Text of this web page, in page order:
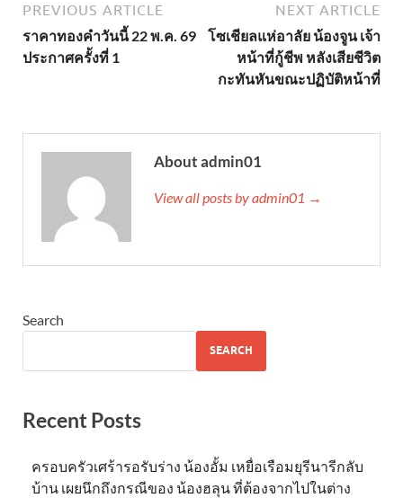
PREVIOUS ARTICLE
ราคาทองคำวันนี้ 22 พ.ค. 69
ประกาศครั้งที่ 1
NEXT ARTICLE
โซเชียลแห่อาลัย น้องจูน เจ้า
หน้าที่กู้ชีพ หลังเสียชีวิต
กะทันหันขณะปฏิบัติหน้าที่
About admin01
View all posts by admin01 →
Search
SEARCH
Recent Posts
ครอบครัวเศร้ารอรับร่าง น้องอั้ม เหยื่อเรือมยุรีนารีกลับ
บ้าน เผยนึกถึงกรณีของ น้องฮลุน ที่ต้องจากไปในต่าง